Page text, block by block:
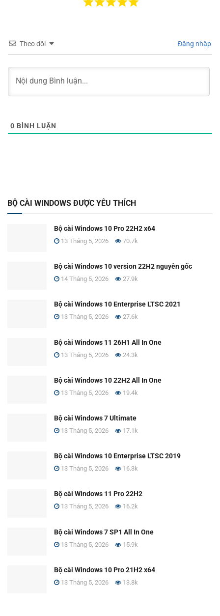
Theo dõi Đăng nhập
0 BÌNH LUẬN
BỘ CÀI WINDOWS ĐƯỢC YÊU THÍCH
Bộ cài Windows 10 Pro 22H2 x64
13 Tháng 5, 2026 70.7k
Bộ cài Windows 10 version 22H2 nguyên gốc
14 Tháng 5, 2026 27.9k
Bộ cài Windows 10 Enterprise LTSC 2021
13 Tháng 5, 2026 27.6k
Bộ cài Windows 11 26H1 All In One
13 Tháng 5, 2026 24.3k
Bộ cài Windows 10 22H2 All In One
13 Tháng 5, 2026 19.4k
Bộ cài Windows 7 Ultimate
13 Tháng 5, 2026 17.1k
Bộ cài Windows 10 Enterprise LTSC 2019
13 Tháng 5, 2026 16.3k
Bộ cài Windows 11 Pro 22H2
13 Tháng 5, 2026 16.2k
Bộ cài Windows 7 SP1 All In One
13 Tháng 5, 2026 15.9k
Bộ cài Windows 10 Pro 21H2 x64
13 Tháng 5, 2026 13.8k